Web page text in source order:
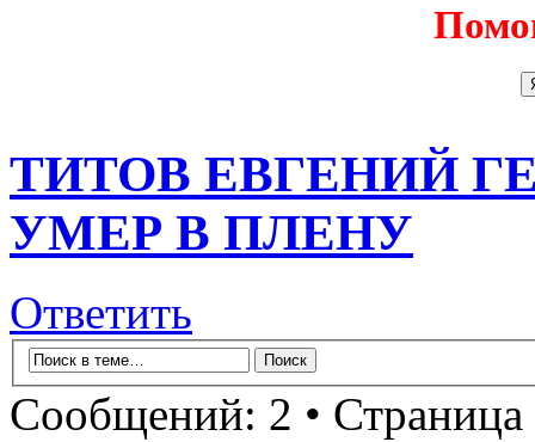
ТИТОВ ЕВГЕНИЙ
УМЕР В ПЛЕНУ
Ответить
Сообщений: 2 • Страница